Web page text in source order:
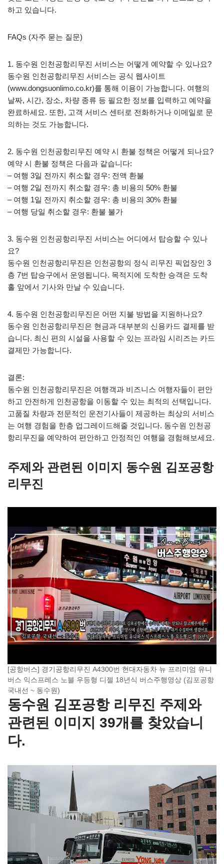
하고 있습니다.
FAQs (자주 묻는 질문)
1. 동수원 인천공항리무진 서비스는 어떻게 예약할 수 있나요?
동수원 인천공항리무진 서비스는 공식 웹사이트
(www.dongsuonlimo.co.kr)를 통해 이용이 가능합니다. 여행의
날짜, 시간, 장소, 차량 종류 등 필요한 정보를 입력하고 예약을
완료하세요. 또한, 고객 서비스 센터로 전화하거나 이메일로 문
의하는 것도 가능합니다.
2. 동수원 인천공항리무진 예약 시 환불 정책은 어떻게 되나요?
예약 시 환불 정책은 다음과 같습니다:
– 여행 3일 전까지 취소할 경우: 전액 환불
– 여행 2일 전까지 취소할 경우: 총 비용의 50% 환불
– 여행 1일 전까지 취소할 경우: 총 비용의 30% 환불
– 여행 당일 취소할 경우: 환불 불가
3. 동수원 인천공항리무진 서비스는 어디에서 탑승할 수 있나
요?
동수원 인천공항리무진은 인천공항의 정식 리무진 픽업장인 3
층 7번 탑승구에서 운영됩니다. 목적지에 도착한 승객은 도착
홀 앞에서 기사와 만날 수 있습니다.
4. 동수원 인천공항리무진은 어떤 지불 방법을 지원하나요?
동수원 인천공항리무진은 현금과 대부분의 신용카드 결제를 받
습니다. 최신 편의 시설을 사용할 수 있는 프라임 시리즈는 카드
결제만 가능합니다.
결론:
동수원 인천공항리무진은 여행객과 비즈니스 여행자들이 편안
하고 안전하게 인천공항을 이동할 수 있는 최적의 선택입니다.
고품질 차량과 전문적인 운전기사들이 제공하는 최상의 서비스
는 여행 경험을 한층 업그레이드해줄 것입니다. 동수원 인천공
항리무진을 예약하여 편안하고 안정적인 여행을 경험해보세요.
주제와 관련된 이미지 동수원 김포공항
리무진
[공항버스] 경기공항리무진 A4300번 현대자동차 뉴 프리미엄 유니
버스 익스프레스 노블 우등형 디젤 18년식 버스주행영상 (김포공항
국내선 ~ 동수원)
동수원 김포공항 리무진 주제와
관련된 이미지 39개를 찾았습니
다.